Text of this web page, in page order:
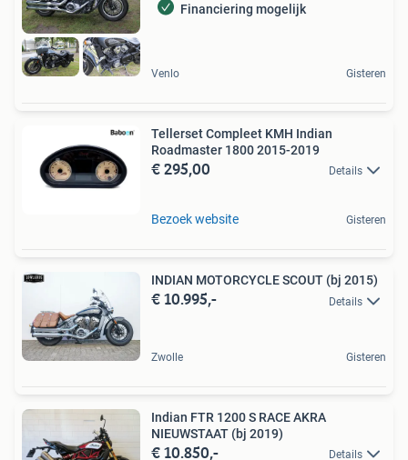
Financiering mogelijk
Venlo Gisteren
Tellerset Compleet KMH Indian
Roadmaster 1800 2015-2019
€ 295,00 Details
Bezoek website Gisteren
INDIAN MOTORCYCLE SCOUT (bj 2015)
€ 10.995,- Details
Zwolle Gisteren
Indian FTR 1200 S RACE AKRA
NIEUWSTAAT (bj 2019)
€ 10.850,- Details